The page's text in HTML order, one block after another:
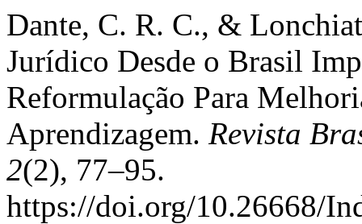
Dante, C. R. C., &
Jurídico Desde o Brasil
Reformulação Para
Aprendizagem. Revista
2(2), 77–95.
https://doi.org/10.26668/